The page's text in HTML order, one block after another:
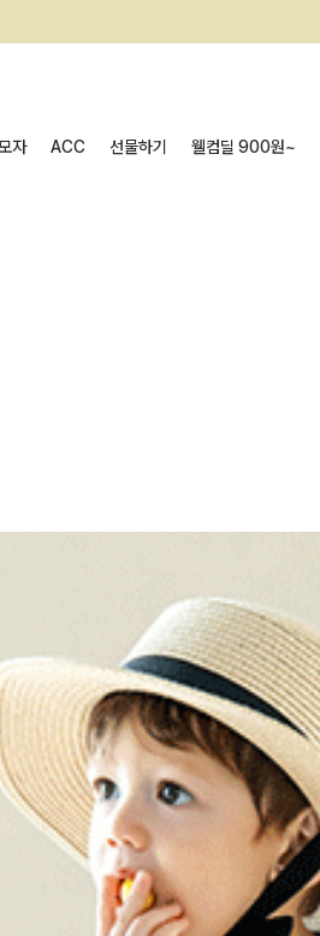
모자 ACC 선물하기 웰컴딜 900원~